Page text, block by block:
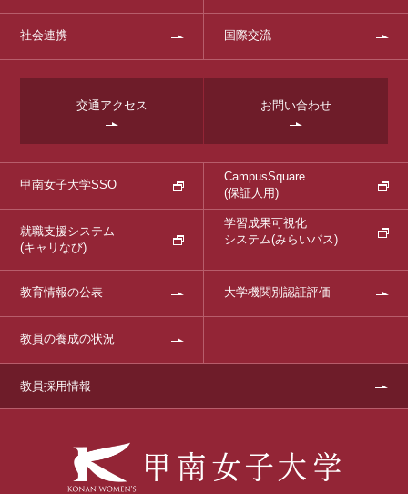
社会連携 国際交流
交通アクセス お問い合わせ
甲南女子大学SSO
CampusSquare
(保証人用)
就職支援システム
(キャリなび)
学習成果可視化
システム(みらいパス)
教育情報の公表 大学機関別認証評価
教員の養成の状況
教員採用情報